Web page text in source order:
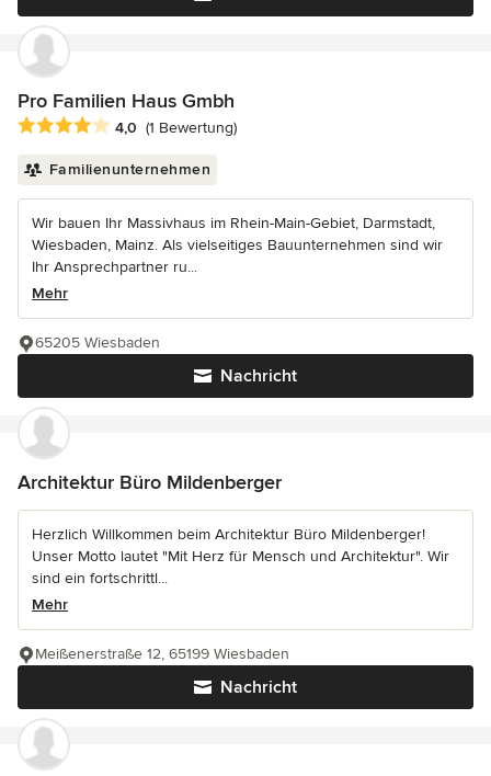
Pro Familien Haus Gmbh
Durchschnittliche Bewertung: 4 von 5 Sternen
4,0 (1 Bewertung)
Familienunternehmen
Wir bauen Ihr Massivhaus im Rhein-Main-Gebiet, Darmstadt,
Wiesbaden, Mainz. Als vielseitiges Bauunternehmen sind wir
Ihr Ansprechpartner ru...
Mehr
Nachricht
65205 Wiesbaden
Architektur Büro Mildenberger
Herzlich Willkommen beim Architektur Büro Mildenberger!
Unser Motto lautet "Mit Herz für Mensch und Architektur". Wir
sind ein fortschrittl...
Mehr
Nachricht
Meißenerstraße 12, 65199 Wiesbaden